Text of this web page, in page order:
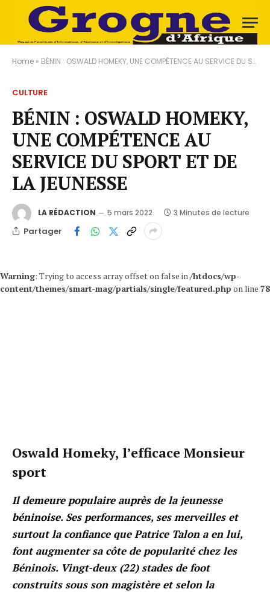
Home » BÉNIN : OSWALD HOMEKY, UNE COMPÉTENCE AU SERVICE DU SPORT ET DE LA JEUNESSE
CULTURE
BÉNIN : OSWALD HOMEKY,
UNE COMPÉTENCE AU
SERVICE DU SPORT ET DE
LA JEUNESSE
LA RÉDACTION 5 mars 2022 3 Minutes de lecture
Partager
Warning: Trying to access array offset on false in/htdocs/wp-
content/themes/smart-mag/partials/single/featured.php on line 78
Oswald Homeky, l’efficace Monsieur
sport
Il demeure populaire auprès de la jeunesse
béninoise. Ses performances, ses merveilles et
surtout la confiance que Patrice Talon a en lui,
font augmenter sa côte de popularité chez les
Béninois. Vingt-deux (22) stades de foot
construits sous son magistère et selon la